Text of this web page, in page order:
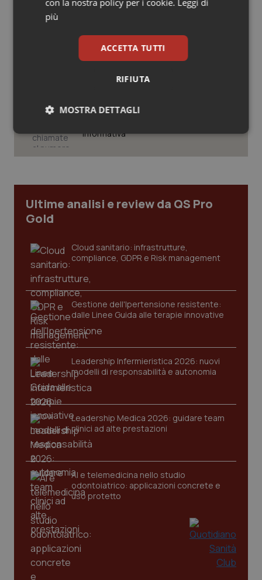
Salute orale & impianti
Sangue & coagulazione
Tumore al seno
Tumore ovarico
Tumori gastrointestinali
Ulcera & Reflusso
Vaccini
27.000 posti per Medicina, 3.000 in
Pnrr Salute. Missione 6 verso il
traguardo, in chiusura la
X e ultima rata
Caldo. Ministero: oltre 1.700 chiamate
al numero 1500 dal 22 giugno.
informativa
Ultime analisi e review da QS Pro
Gold
Cloud sanitario: infrastrutture,
compliance, GDPR e Risk management
Gestione dell'Ipertensione resistente:
dalle Linee Guida alle terapie innovative
Leadership Infermieristica 2026: nuovi
modelli di responsabilità e autonomia
Leadership Medica 2026: guidare team
clinici ad alte prestazioni
AI e telemedicina nello studio
odontoiatrico: applicazioni concrete e
uso protetto
con la nostra policy per i cookie. Leggi di
più
ACCETTA TUTTI
RIFIUTA
MOSTRA DETTAGLI
Necessari Statistici Marketing
sito web abilitandone funzionalità di base quali la
navigazione sulle pagine e l'accesso alle aree
protette del sito. Il sito web non è in grado di
funzionare correttamente senza questi cookie.
Nome
VISITOR_PRIVACY_METADATA
YouTube
.youtube.com
CookieScriptConsent